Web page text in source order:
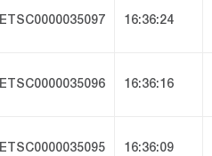
ETSC0000035097 16:36:24
ETSC0000035096 16:36:16
ETSC0000035095 16:36:09